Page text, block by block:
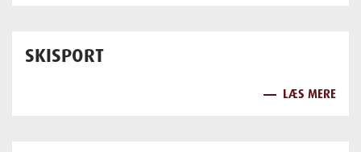
SKISPORT
LÆS MERE